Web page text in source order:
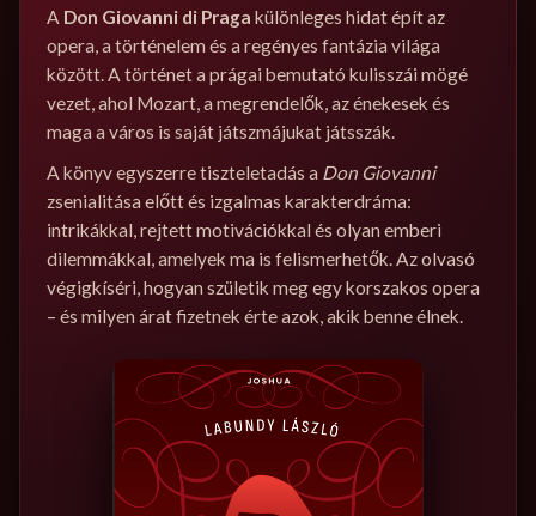
A Don Giovanni di Praga különleges hidat épít az
opera, a történelem és a regényes fantázia világa
között. A történet a prágai bemutató kulisszái mögé
vezet, ahol Mozart, a megrendelők, az énekesek és
maga a város is saját játszmájukat játsszák.
A könyv egyszerre tiszteletadás a Don Giovanni
zsenialitása előtt és izgalmas karakterdráma:
intrikákkal, rejtett motivációkkal és olyan emberi
dilemmákkal, amelyek ma is felismerhetők. Az olvasó
végigkíséri, hogyan születik meg egy korszakos opera
– és milyen árat fizetnek érte azok, akik benne élnek.